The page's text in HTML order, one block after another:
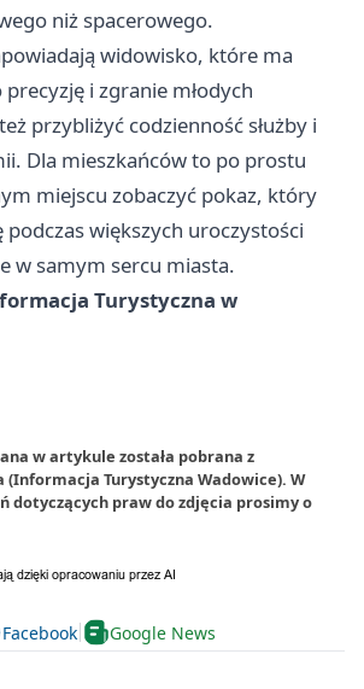
niż spacerowego.
widowisko, które ma
i zgranie młodych
przybliżyć codzienność służby i
Dla mieszkańców to po prostu
miejscu zobaczyć pokaz, który
podczas większych uroczystości
w samym sercu miasta.
Turystyczna w
w artykule została pobrana z
(Informacja Turystyczna Wadowice). W
dotyczących praw do zdjęcia prosimy o
Facebook Google News